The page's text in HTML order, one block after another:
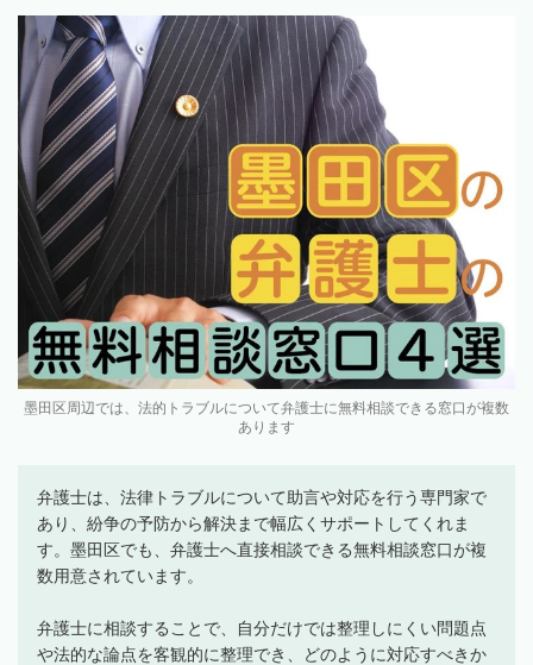
墨田区周辺では、法的トラブルについて弁護士に無料相談できる窓口が複数
あります
弁護士は、法律トラブルについて助言や対応を行う専門家で
あり、紛争の予防から解決まで幅広くサポートしてくれま
す。墨田区でも、弁護士へ直接相談できる無料相談窓口が複
数用意されています。
弁護士に相談することで、自分だけでは整理しにくい問題点
や法的な論点を客観的に整理でき、どのように対応すべきか